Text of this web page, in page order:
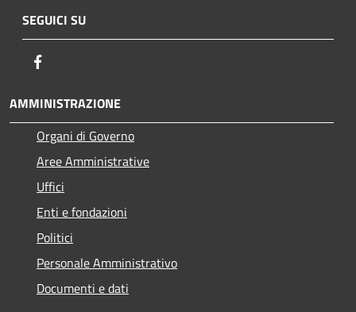
SEGUICI SU
AMMINISTRAZIONE
Organi di Governo
Aree Amministrative
Uffici
Enti e fondazioni
Politici
Personale Amministrativo
Documenti e dati